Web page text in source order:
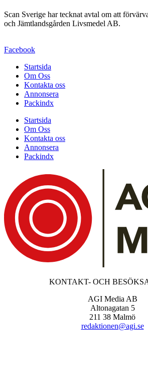
Scan Sverige har tecknat avtal om att
och Jämtlandsgården Livsmedel AB.
Facebook
Startsida
Om Oss
Kontakta oss
Annonsera
Packindx
Startsida
Om Oss
Kontakta oss
Annonsera
Packindx
KONTAKT- OCH
AGI Media AB
Altonagatan 5
211 38 Malmö
redaktionen@agi.se